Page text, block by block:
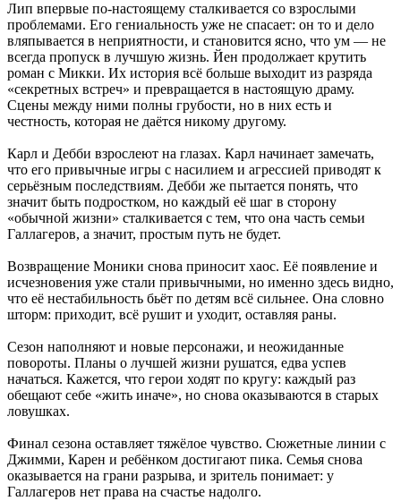
Лип впервые по-настоящему сталкивается со взрослыми
проблемами. Его гениальность уже не спасает: он то и дело
вляпывается в неприятности, и становится ясно, что ум — не
всегда пропуск в лучшую жизнь. Йен продолжает крутить
роман с Микки. Их история всё больше выходит из разряда
«секретных встреч» и превращается в настоящую драму.
Сцены между ними полны грубости, но в них есть и
честность, которая не даётся никому другому.
Карл и Дебби взрослеют на глазах. Карл начинает замечать,
что его привычные игры с насилием и агрессией приводят к
серьёзным последствиям. Дебби же пытается понять, что
значит быть подростком, но каждый её шаг в сторону
«обычной жизни» сталкивается с тем, что она часть семьи
Галлагеров, а значит, простым путь не будет.
Возвращение Моники снова приносит хаос. Её появление и
исчезновения уже стали привычными, но именно здесь видно,
что её нестабильность бьёт по детям всё сильнее. Она словно
шторм: приходит, всё рушит и уходит, оставляя раны.
Сезон наполняют и новые персонажи, и неожиданные
повороты. Планы о лучшей жизни рушатся, едва успев
начаться. Кажется, что герои ходят по кругу: каждый раз
обещают себе «жить иначе», но снова оказываются в старых
ловушках.
Финал сезона оставляет тяжёлое чувство. Сюжетные линии с
Джимми, Карен и ребёнком достигают пика. Семья снова
оказывается на грани разрыва, и зритель понимает: у
Галлагеров нет права на счастье надолго.